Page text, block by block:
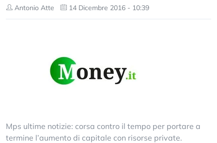
Antonio Atte 14 Dicembre 2016 - 10:39
Mps ultime notizie: corsa contro il tempo per portare a
termine l’aumento di capitale con risorse private.